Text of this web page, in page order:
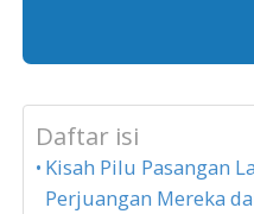
Daftar isi
Kisah Pilu Pasangan
Perjuangan Mereka